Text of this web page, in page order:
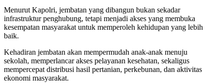
Menurut Kapolri, jembatan yang dibangun bukan sekadar
infrastruktur penghubung, tetapi menjadi akses yang membuka
kesempatan masyarakat untuk memperoleh kehidupan yang lebih
baik.
Kehadiran jembatan akan mempermudah anak-anak menuju
sekolah, memperlancar akses pelayanan kesehatan, sekaligus
mempercepat distribusi hasil pertanian, perkebunan, dan aktivitas
ekonomi masyarakat.